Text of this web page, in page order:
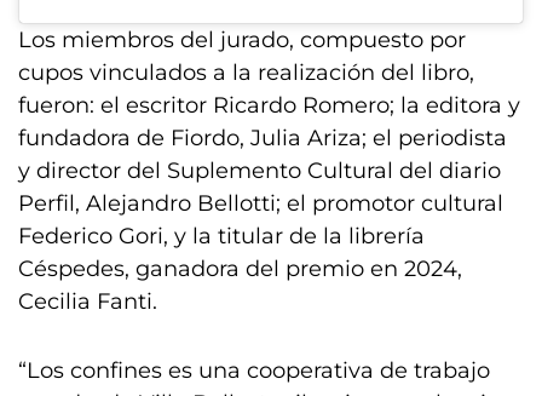
Los miembros del jurado, compuesto por
cupos vinculados a la realización del libro,
fueron: el escritor Ricardo Romero; la editora y
fundadora de Fiordo, Julia Ariza; el periodista
y director del Suplemento Cultural del diario
Perfil, Alejandro Bellotti; el promotor cultural
Federico Gori, y la titular de la librería
Céspedes, ganadora del premio en 2024,
Cecilia Fanti.
“Los confines es una cooperativa de trabajo